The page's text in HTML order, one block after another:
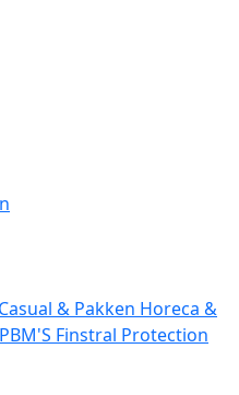
Casual & Pakken Horeca &
Finstral Protection